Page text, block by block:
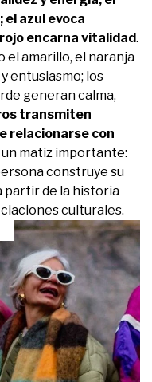
azul evoca
encarna vitalidad.
el amarillo, el naranja
entusiasmo; los
generan calma,
transmiten
relacionarse con
un matiz importante:
construye su
partir de la historia
culturales.